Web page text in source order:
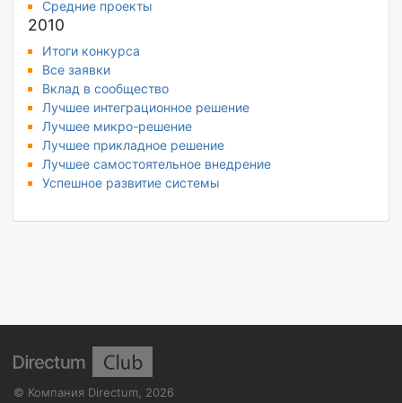
Средние проекты
2010
Итоги конкурса
Все заявки
Вклад в сообщество
Лучшее интеграционное решение
Лучшее микро-решение
Лучшее прикладное решение
Лучшее самостоятельное внедрение
Успешное развитие системы
© Компания Directum 2026